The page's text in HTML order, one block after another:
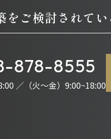
をご検討されて
878-8555
／（火～金）9:00~18:00